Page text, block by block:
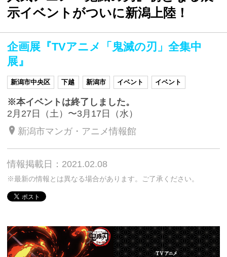
示イベントがついに新潟上陸！
企画展『TVアニメ「鬼滅の刃」全集中
展』
新潟市中央区 下越 新潟市 イベント イベント
※本イベントは終了しました。
2月27日（土）〜3月17日（水）
新潟市マンガ・アニメ情報館
情報掲載日：2021.02.08
※最新の情報とは異なる場合があります。ご了承ください。